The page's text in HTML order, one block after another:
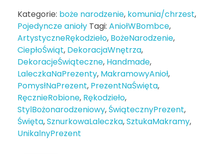
Kategorie: boże narodzenie, komunia/chrzest,
Pojedyncze anioły Tagi: AniołWBombce,
ArtystyczneRękodzieło, BożeNarodzenie,
CiepłoŚwiąt, DekoracjaWnętrza,
DekoracjeŚwiąteczne, Handmade,
LaleczkaNaPrezenty, MakramowyAnioł,
PomysłNaPrezent, PrezentNaŚwięta,
RęcznieRobione, Rękodzieło,
StylBożonarodzeniowy, ŚwiątecznyPrezent,
Święta,SznurkowaLaleczka,SztukaMakramy,
UnikalnyPrezent